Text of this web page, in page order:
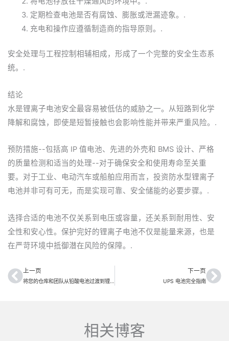
定期检查电池是否有腐蚀、膨胀或泄漏迹象。.
充电和操作应遵循制造商的指导原则。.
安全处理与工程控制相辅相成，形成了一个完整的安全生态系
统。.
结论
水是锂离子电池安全最容易被低估的威胁之一。从短路到化学
降解和腐蚀，即使是短暂接触也会影响性能并带来严重风险。.
预防措施--包括高 IP 值电池、先进的外壳和 BMS 设计、严格
的质量检测和适当的处理--对于确保安全和使用寿命至关重
要。对于工业、电动汽车或船舶应用而言，投资防水型锂离子
电池并非可有可无，而是实现可靠、安全储能的必要步骤。.
选择合适的电池不仅关系到电压或容量，还关系到耐用性、安
全性和安心性。保护完好的锂离子电池不仅是能量来源，也是
在严苛环境中抵御潜在风险的保障。.
上一页
上一页
将您的仓库和团队从铅酸电池过渡到锂离子电池
下一页
UPS 电池完全指南下
相关博客